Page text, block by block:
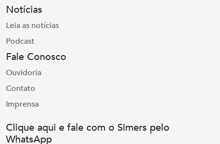
Notícias
Leia as notícias
Podcast
Fale Conosco
Ouvidoria
Contato
Imprensa
Clique aqui e fale com o Simers pelo
WhatsApp